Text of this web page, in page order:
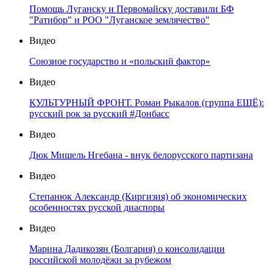
Помощь Луганску и Первомайску доставили БФ
"Ратибор" и РОО "Луганское землячество"
Видео
Союзное государство и «польский фактор»
Видео
КУЛЬТУРНЫЙ ФРОНТ. Роман Рыкалов (группа ЕЩЁ):
русский рок за русский #Донбасс
Видео
Дюк Мишель Нгебана - внук белорусского партизана
Видео
Степанюк Александр (Киргизия) об экономических
особенностях русской диаспоры
Видео
Марина Дадикозян (Болгария) о консолидации
российской молодёжи за рубежом